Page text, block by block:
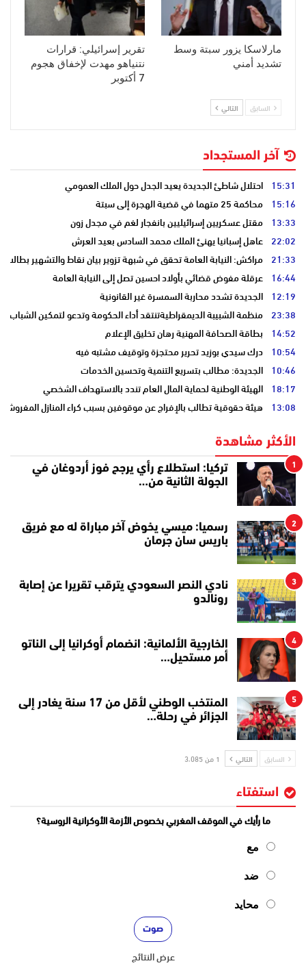
مارلاسكا يزور سبتة وسط
تشديد أمني
تقرير إسرائيلي: قرارات
نتنياهو مهدت لإخفاق هجوم
7 أكتوبر
السابق التالي
آخر المستجداد
15:31 احتلال شاطئ الجديدة يعيد الجدل حول الملك العمومي
15:16 محاكمة 25 متهما في قضية الهجرة إلى سبتة
13:33 مقتل عسكريين إسرائيليين بانفجار لغم في مجدل زون
22:02 عاهل إسبانيا يهنئ الملك محمد السادس بعيد العرش
21:33 مراكش: النيابة العامة تحقق في شبهة تزوير بيان نقاط والتشهير بطالب
16:44 عرقلة مفوض قضائي بأولاد احسين تصل إلى النيابة العامة
12:19 الجديدة تشدد محاربة السمسرة غير القانونية
23:38 منظمة الشبيبة الديمقراطيةتنتقد أداء الحكومة وتدعو لتمكين الشباب
14:52 بطاقة الصحافة المهنية رهان تخليق الإعلام
10:54 درك سيدي بوزيد تحرير محتجزة وتوقيف مشتبه فيه
10:46 الجديدة: مطالب بتسريع التنمية وتحسين الخدمات
18:17 الهيئة الوطنية لحماية المال العام تندد بالاستهداف الشخصي
13:08 هيئة حقوقية تطالب بالإفراج عن موقوفين بسبب كراء المنازل المفروشة
الأكثر مشاهدة
1
تركيا: استطلاع رأي يرجح فوز أردوغان في
الجولة الثانية من…
2
رسميا: ميسي يخوض آخر مباراة له مع فريق
باريس سان جرمان
3
نادي النصر السعودي يترقب تقريرا عن إصابة
رونالدو
4
الخارجية الألمانية: انضمام أوكرانيا إلى الناتو
أمر مستحيل…
5
المنتخب الوطني لأقل من 17 سنة يغادر إلى
الجزائر في رحلة…
السابق التالي 1 من 3٬085
استفتاء
ما رأيك في الموقف المغربي بخصوص الأزمة الأوكرانية الروسية؟
مع
ضد
محايد
عرض النتائج